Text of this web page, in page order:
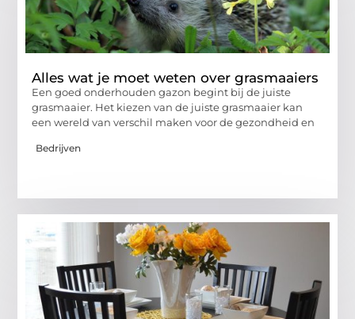
Alles wat je moet weten over grasmaaiers
Een goed onderhouden gazon begint bij de juiste
grasmaaier. Het kiezen van de juiste grasmaaier kan
een wereld van verschil maken voor de gezondheid en
Bedrijven